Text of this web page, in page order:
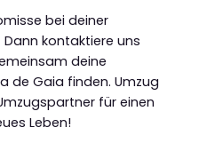
bei deiner
kontaktiere uns
deine
de Gaia finden. Umzug
für einen
Leben!